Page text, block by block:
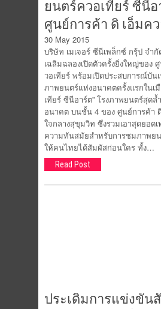
ยนตร์ควอเทียร์ ซีนีอ
ศูนย์การค้า ดิ เอ็มค
30 May 2015
บริษัท เมเจอร์ ซีนีเพล็กซ์ กรุ้ป จำ
เฉลิมฉลองเปิดตัวครั้งยิ่งใหญ่ของ
วอเทียร์ พร้อมเปิดประสบการณ์บัน
ภาพยนตร์แห่งอนาคตครั้งแรกในเ
เทียร์ ซีนีอาร์ต” โรงภาพยนตร์สุดล้
อนาคต บนชั้น 4 ของ ศูนย์การค้า
ใจกลางสุขุมวิท ซึ่งรวมเอาสุดยอด
ความทันสมัยสำหรับการชมภาพย
ให้คนไทยได้สัมผัสก่อนใคร ทั้ง…
Read Post
ประเดิมการแข่งขัน